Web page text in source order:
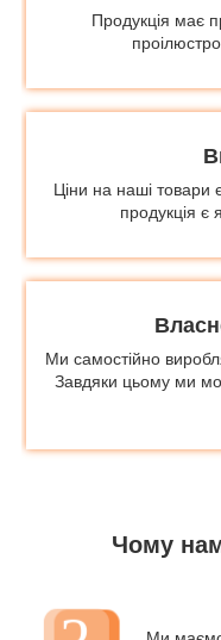
Продукція має
Ціни на наші
продукція є
Ми самостійно
Завдяки цьому ми
Чому